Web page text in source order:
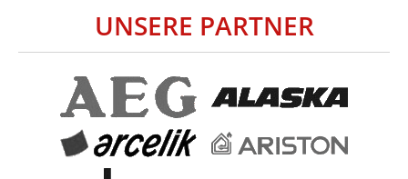
UNSERE PARTNER